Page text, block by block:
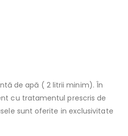
de apă ( 2 litrii minim). În
cu tratamentul prescris de
sunt oferite in exclusivitate